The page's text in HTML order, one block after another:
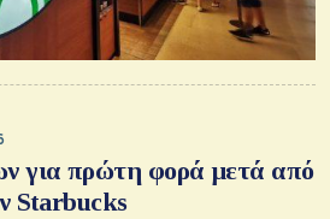
για πρώτη φορά μετά από
Starbucks